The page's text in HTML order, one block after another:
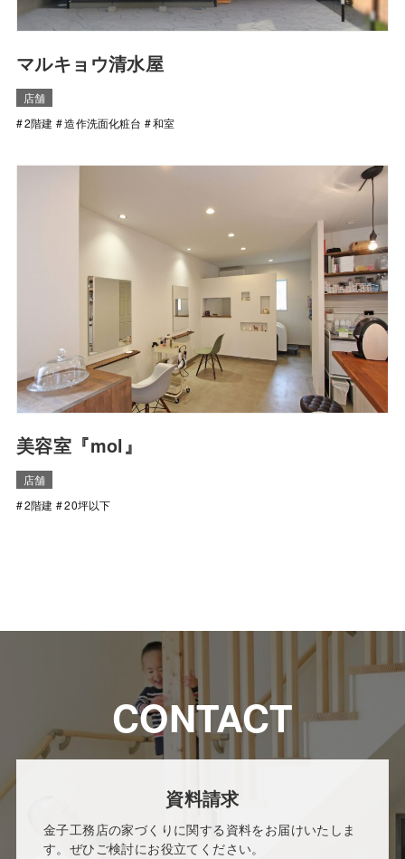
マルキョウ清水屋
店舗
2階建
造作洗面化粧台 和室
美容室『mol』
店舗
2階建
20坪以下
CONTACT
資料請求
金子工務店の家づくりに関する資料をお届けいたしま
す。ぜひご検討にお役立てください。